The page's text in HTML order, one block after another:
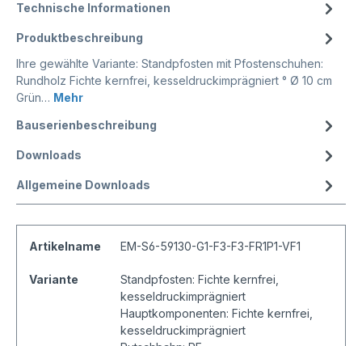
Technische Informationen
Produktbeschreibung
Ihre gewählte Variante: Standpfosten mit Pfostenschuhen:
Rundholz Fichte kernfrei, kesseldruckimprägniert ° Ø 10 cm
Grün… Mehr
Bauserienbeschreibung
Downloads
Allgemeine Downloads
Artikelname EM-S6-59130-G1-F3-F3-FR1P1-VF1
Variante
Standpfosten: Fichte kernfrei,
kesseldruckimprägniert
Hauptkomponenten: Fichte kernfrei,
kesseldruckimprägniert